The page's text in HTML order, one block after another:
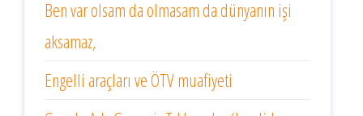
Ben var olsam da olmasam da dünyanın işi
aksamaz,
Engelli araçları ve ÖTV muafiyeti